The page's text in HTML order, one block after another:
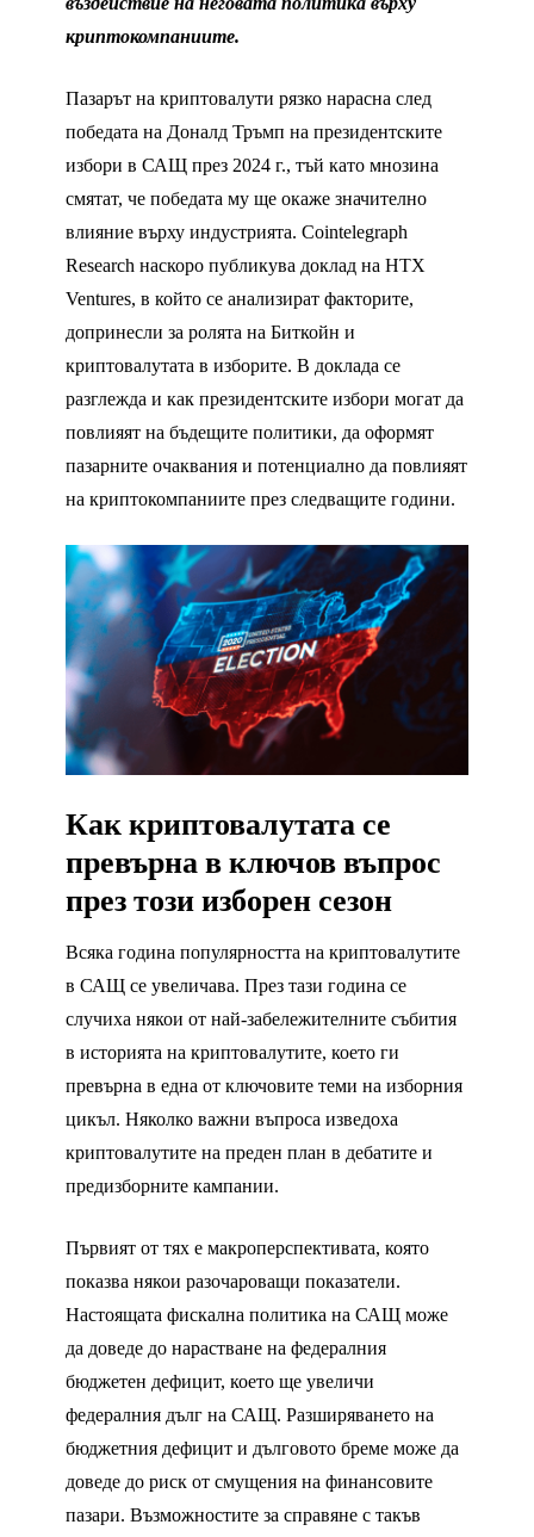
криптокомпаниите.
Пазарът на криптовалути рязко нарасна след
победата на Доналд Тръмп на президентските
избори в САЩ през 2024 г., тъй като мнозина
смятат, че победата му ще окаже значително
влияние върху индустрията. Cointelegraph
Research наскоро публикува доклад на HTX
Ventures, в който се анализират факторите,
допринесли за ролята на Биткойн и
криптовалутата в изборите. В доклада се
разглежда и как президентските избори могат да
повлияят на бъдещите политики, да оформят
пазарните очаквания и потенциално да повлияят
на криптокомпаниите през следващите години.
Как криптовалутата се
превърна в ключов въпрос
през този изборен сезон
Всяка година популярността на криптовалутите
в САЩ се увеличава. През тази година се
случиха някои от най-забележителните събития
в историята на криптовалутите, което ги
превърна в една от ключовите теми на изборния
цикъл. Няколко важни въпроса изведоха
криптовалутите на преден план в дебатите и
предизборните кампании.
Първият от тях е макроперспективата, която
показва някои разочароващи показатели.
Настоящата фискална политика на САЩ може
да доведе до нарастване на федералния
бюджетен дефицит, което ще увеличи
федералния дълг на САЩ. Разширяването на
бюджетния дефицит и дълговото бреме може да
доведе до риск от смущения на финансовите
пазари. Възможностите за справяне с такъв